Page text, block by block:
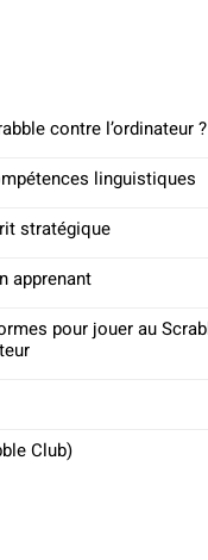
contre l’ordinateur ?
linguistiques
stratégique
apprenant
pour jouer au
Club)